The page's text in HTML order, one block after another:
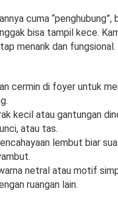
cuma “penghubung”,
bisa tampil kece.
menarik dan fungsional.
cermin di foyer untuk
kecil atau gantungan
atau tas.
lembut biar
netral atau motif
ruangan lain.